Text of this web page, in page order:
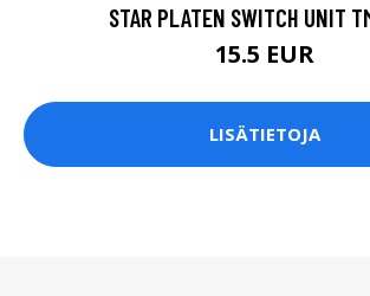
STAR PLATEN SWITCH UNIT
15.5 EUR
LISÄTIETOJA